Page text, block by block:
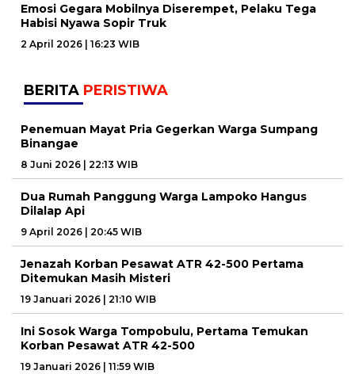
Emosi Gegara Mobilnya Diserempet, Pelaku Tega
Habisi Nyawa Sopir Truk
2 April 2026 | 16:23 WIB
BERITA PERISTIWA
Penemuan Mayat Pria Gegerkan Warga Sumpang
Binangae
8 Juni 2026 | 22:13 WIB
Dua Rumah Panggung Warga Lampoko Hangus
Dilalap Api
9 April 2026 | 20:45 WIB
Jenazah Korban Pesawat ATR 42-500 Pertama
Ditemukan Masih Misteri
19 Januari 2026 | 21:10 WIB
Ini Sosok Warga Tompobulu, Pertama Temukan
Korban Pesawat ATR 42-500
19 Januari 2026 | 11:59 WIB